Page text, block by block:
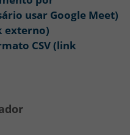
usar Google Meet)
externo)
CSV (link